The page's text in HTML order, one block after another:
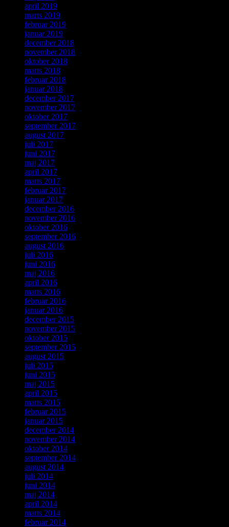
april 2019
marts 2019
februar 2019
januar 2019
december 2018
november 2018
oktober 2018
marts 2018
februar 2018
januar 2018
december 2017
november 2017
oktober 2017
september 2017
august 2017
juli 2017
juni 2017
maj 2017
april 2017
marts 2017
februar 2017
januar 2017
december 2016
november 2016
oktober 2016
september 2016
august 2016
juli 2016
juni 2016
maj 2016
april 2016
marts 2016
februar 2016
januar 2016
december 2015
november 2015
oktober 2015
september 2015
august 2015
juli 2015
juni 2015
maj 2015
april 2015
marts 2015
februar 2015
januar 2015
december 2014
november 2014
oktober 2014
september 2014
august 2014
juli 2014
juni 2014
maj 2014
april 2014
marts 2014
februar 2014